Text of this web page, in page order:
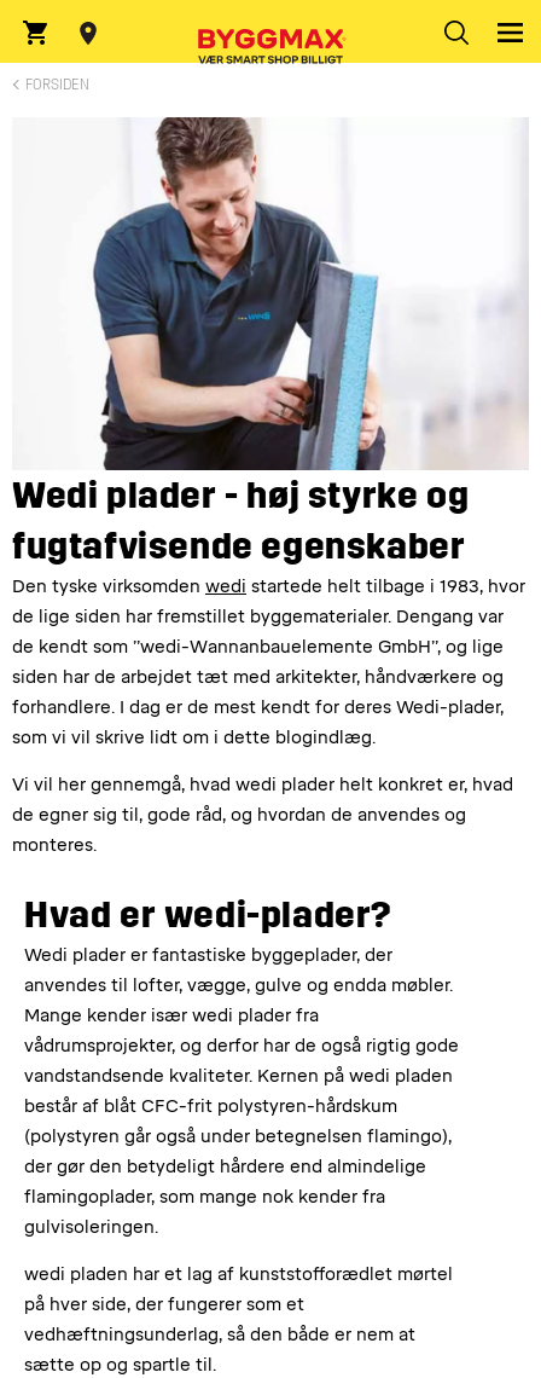
Indtast postnummer
FORSIDEN
Wedi plader - høj styrke og
fugtafvisende egenskaber
Den tyske virksomden wedi startede helt tilbage i 1983, hvor
de lige siden har fremstillet byggematerialer. Dengang var
de kendt som ”wedi-Wannanbauelemente GmbH”, og lige
siden har de arbejdet tæt med arkitekter, håndværkere og
forhandlere. I dag er de mest kendt for deres Wedi-plader,
som vi vil skrive lidt om i dette blogindlæg.
Vi vil her gennemgå, hvad wedi plader helt konkret er, hvad
de egner sig til, gode råd, og hvordan de anvendes og
monteres.
Hvad er wedi-plader?
Wedi plader er fantastiske byggeplader, der
anvendes til lofter, vægge, gulve og endda møbler.
Mange kender især wedi plader fra
vådrumsprojekter, og derfor har de også rigtig gode
vandstandsende kvaliteter. Kernen på wedi pladen
består af blåt CFC-frit polystyren-hårdskum
(polystyren går også under betegnelsen flamingo),
der gør den betydeligt hårdere end almindelige
flamingoplader, som mange nok kender fra
gulvisoleringen.
wedi pladen har et lag af kunststofforædlet mørtel
på hver side, der fungerer som et
vedhæftningsunderlag, så den både er nem at
sætte op og spartle til.